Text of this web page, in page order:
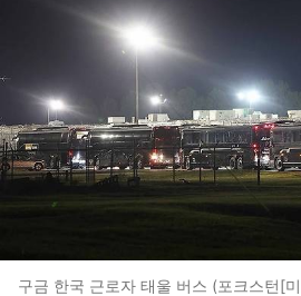
구금 한국 근로자 태울 버스 (포크스턴[